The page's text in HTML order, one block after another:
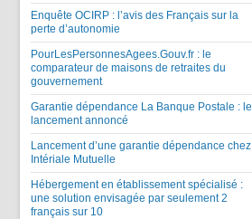
Enquête OCIRP : l’avis des Français sur la
perte d’autonomie
PourLesPersonnesAgees.Gouv.fr : le
comparateur de maisons de retraites du
gouvernement
Garantie dépendance La Banque Postale : le
lancement annoncé
Lancement d’une garantie dépendance chez
Intériale Mutuelle
Hébergement en établissement spécialisé :
une solution envisagée par seulement 2
français sur 10